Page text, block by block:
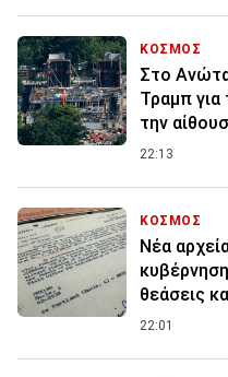
ΚΟΣΜΟΣ
Στο
Τραμπ για
την
22:13
ΚΟΣΜΟΣ
Νέα
θεάσεις
22:01